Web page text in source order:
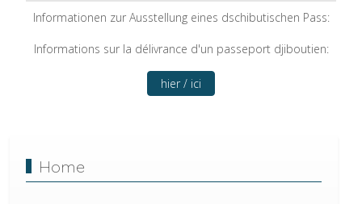
Informationen zur Ausstellung eines dschibutischen Pass:
Informations sur la délivrance d'un passeport djiboutien:
hier / ici
Home